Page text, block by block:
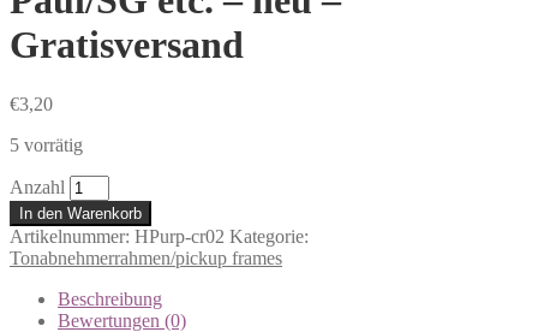
Gratisversand
€3,20
5 vorrätig
Anzahl
In den Warenkorb
Artikelnummer: HPurp-cr02 Kategorie:
Tonabnehmerrahmen/pickup frames
Beschreibung
Bewertungen (0)